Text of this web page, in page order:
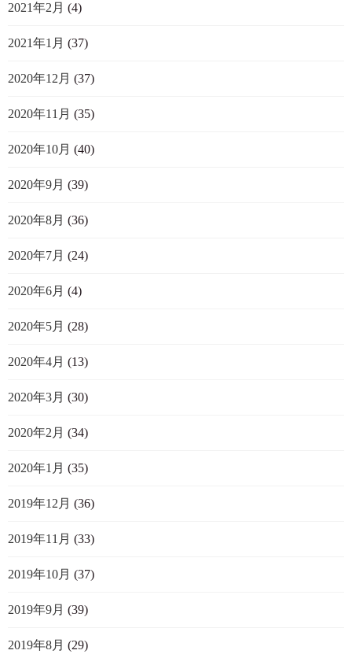
2021年2月 (4)
2021年1月 (37)
2020年12月 (37)
2020年11月 (35)
2020年10月 (40)
2020年9月 (39)
2020年8月 (36)
2020年7月 (24)
2020年6月 (4)
2020年5月 (28)
2020年4月 (13)
2020年3月 (30)
2020年2月 (34)
2020年1月 (35)
2019年12月 (36)
2019年11月 (33)
2019年10月 (37)
2019年9月 (39)
2019年8月 (29)